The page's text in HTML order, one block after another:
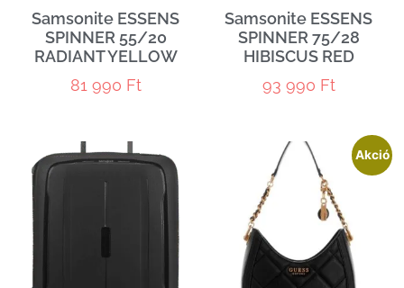
Samsonite ESSENS
SPINNER 55/20
RADIANT YELLOW
81 990 Ft
Samsonite ESSENS
SPINNER 75/28
HIBISCUS RED
93 990 Ft
Akció